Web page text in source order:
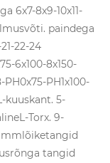
6x7-8x9-10x11-
paindega
21-22-24
6x100-8x150-
PH1x100-
kuuskant. 5-
Torx. 9-
mmlõiketangid
tangid